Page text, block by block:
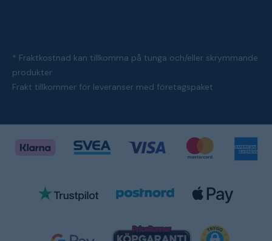
* Fraktkostnad kan tillkomma på tunga och/eller skrymmande
produkter
Frakt tillkommer för leveranser med företagspaket